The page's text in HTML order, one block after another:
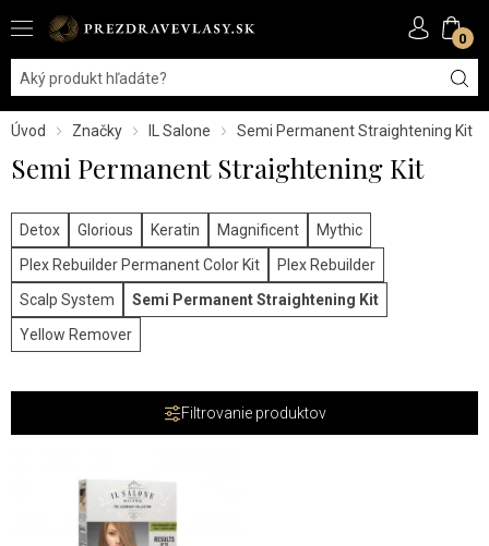
0
Úvod Značky IL Salone Semi Permanent Straightening Kit
Semi Permanent Straightening Kit
Detox Glorious Keratin Magnificent
Mythic
Plex Rebuilder Permanent Color Kit
Plex Rebuilder
Scalp System
Semi Permanent Straightening Kit
Yellow Remover
Filtrovanie produktov